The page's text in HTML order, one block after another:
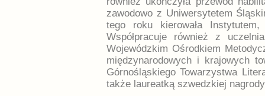
zawodowo z Uniwersytetem
tego roku kierowała
Współpracuje również z
Wojewódzkim Ośrodkiem
międzynarodowych i krajowych
Górnośląskiego Towarzystwa
także laureatką szwedzkiej